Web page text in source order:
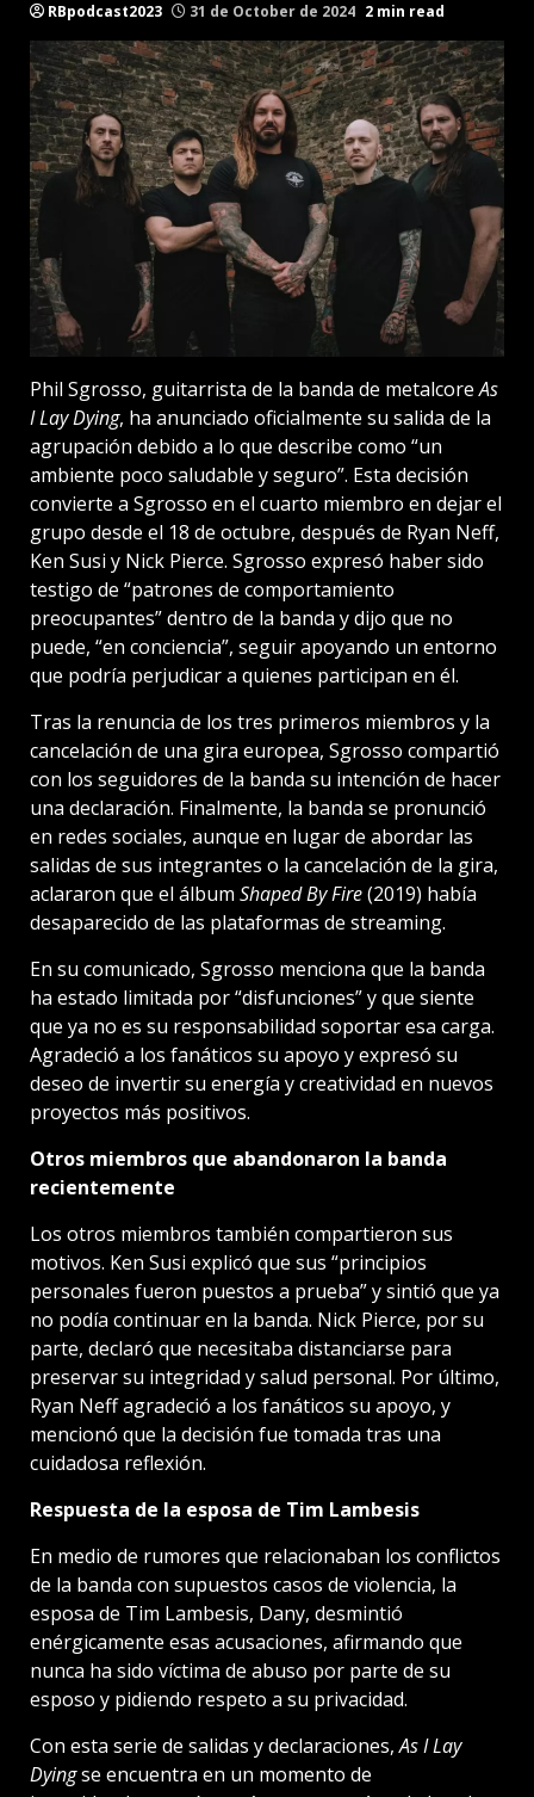
RBpodcast2023 31 de October de 2024 2 min read
Phil Sgrosso, guitarrista de la banda de metalcoreAs
I Lay Dying, ha anunciado oficialmente su salida de la
agrupación debido a lo que describe como “un
ambiente poco saludable y seguro”. Esta decisión
convierte a Sgrosso en el cuarto miembro en dejar el
grupo desde el 18 de octubre, después de Ryan Neff,
Ken Susi y Nick Pierce. Sgrosso expresó haber sido
testigo de “patrones de comportamiento
preocupantes” dentro de la banda y dijo que no
puede, “en conciencia”, seguir apoyando un entorno
que podría perjudicar a quienes participan en él.
Tras la renuncia de los tres primeros miembros y la
cancelación de una gira europea, Sgrosso compartió
con los seguidores de la banda su intención de hacer
una declaración. Finalmente, la banda se pronunció
en redes sociales, aunque en lugar de abordar las
salidas de sus integrantes o la cancelación de la gira,
aclararon que el álbum Shaped By Fire(2019) había
desaparecido de las plataformas de streaming.
En su comunicado, Sgrosso menciona que la banda
ha estado limitada por “disfunciones” y que siente
que ya no es su responsabilidad soportar esa carga.
Agradeció a los fanáticos su apoyo y expresó su
deseo de invertir su energía y creatividad en nuevos
proyectos más positivos.
Otros miembros que abandonaron la banda
recientemente
Los otros miembros también compartieron sus
motivos. Ken Susi explicó que sus “principios
personales fueron puestos a prueba” y sintió que ya
no podía continuar en la banda. Nick Pierce, por su
parte, declaró que necesitaba distanciarse para
preservar su integridad y salud personal. Por último,
Ryan Neff agradeció a los fanáticos su apoyo, y
mencionó que la decisión fue tomada tras una
cuidadosa reflexión.
Respuesta de la esposa de Tim Lambesis
En medio de rumores que relacionaban los conflictos
de la banda con supuestos casos de violencia, la
esposa de Tim Lambesis, Dany, desmintió
enérgicamente esas acusaciones, afirmando que
nunca ha sido víctima de abuso por parte de su
esposo y pidiendo respeto a su privacidad.
Con esta serie de salidas y declaraciones,As I Lay
Dyingse encuentra en un momento de